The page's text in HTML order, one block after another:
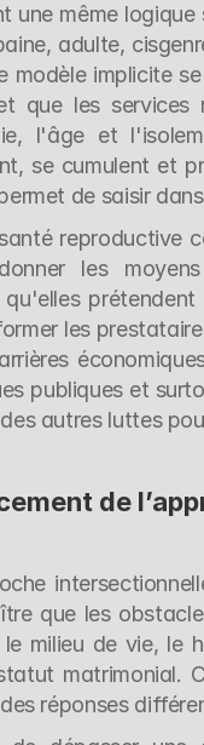
une même
adulte,
modèle implicite
que les services
l'âge et
se cumulent et
de saisir
reproductive
les
les
publiques et
autres luttes
de
que les
le milieu de vie,
matrimonial.
réponses